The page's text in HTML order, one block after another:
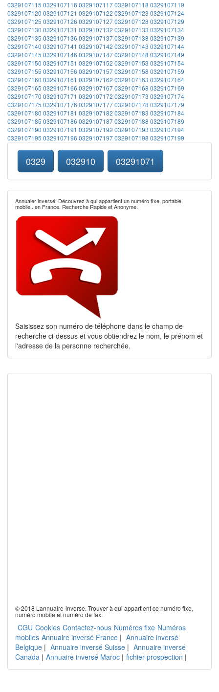
0329107115 0329107116 03291071170329107118 0329107119
0329107120 0329107121 0329107122 0329107123 0329107124
0329107125 0329107126 03291071270329107128 0329107129
0329107130 0329107131 0329107132 0329107133 0329107134
0329107135 0329107136 03291071370329107138 0329107139
0329107140 0329107141 0329107142 0329107143 0329107144
0329107145 0329107146 03291071470329107148 0329107149
0329107150 0329107151 0329107152 0329107153 0329107154
0329107155 0329107156 03291071570329107158 0329107159
0329107160 0329107161 0329107162 0329107163 0329107164
0329107165 0329107166 03291071670329107168 0329107169
0329107170 0329107171 0329107172 0329107173 0329107174
0329107175 0329107176 03291071770329107178 0329107179
0329107180 0329107181 0329107182 0329107183 0329107184
0329107185 0329107186 03291071870329107188 0329107189
0329107190 0329107191 0329107192 0329107193 0329107194
0329107195 0329107196 03291071970329107198 0329107199
0329 032910 03291071
Annuaier inversé: Découvrez à qui appartient un numéro fixe, portable,
mobile...en France. Recherche Rapide et Anonyme.
Saisissez son numéro de téléphone dans le champ de
recherche ci-dessus et vous obtiendrez le nom, le prénom et
l'adresse de la personne recherchée.
© 2018 Lannuaire-inverse. Trouver à qui appartient ce numéro fixe,
numéro mobile et numéro de fax.
CGU Cookies Contactez-nous Numéros fixe Numéros
mobiles Annuaire inversé France | Annuaire inversé
Belgique | Annuaire inversé Suisse | Annuaire inversé
Canada | Annuaire inversé Maroc | fichier prospection |